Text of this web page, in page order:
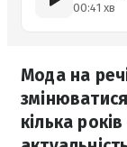
00:41 хв
Мода на
кілька